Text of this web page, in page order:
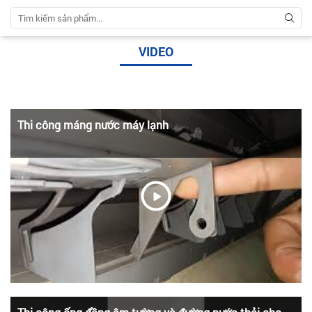
VIDEO
Thi công máng nước máy lạnh